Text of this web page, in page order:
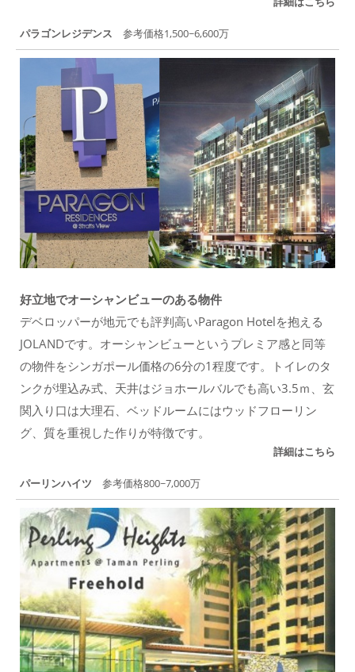
パラゴンレジデンス 参考価格1,500~6,600万
好立地でオーシャンビューのある物件
デベロッパーが地元でも評判高いParagon Hotelを抱える
JOLANDです。オーシャンビューというプレミア感と同等
の物件をシンガポール価格の6分の1程度です。トイレのタ
ンクが埋込み式、天井はジョホールバルでも高い3.5ｍ、玄
関入り口は大理石、ベッドルームにはウッドフローリン
グ、質を重視した作りが特徴です。
詳細はこちら
パーリンハイツ 参考価格800~7,000万